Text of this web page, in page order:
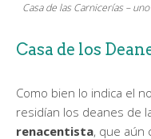
Casa de las Carnicerías –
Casa de los
Como bien lo indica el
residían los deanes de
renacentista, que aún